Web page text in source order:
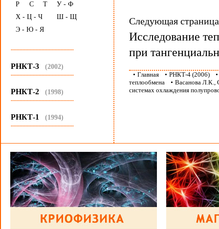
Р
С Т
У - Ф
Х - Ц - Ч
Ш - Щ
Э - Ю - Я
...........................................
РНКТ-3 (2002)
...........................................
РНКТ-2 (1998)
...........................................
РНКТ-1 (1994)
...........................................
Следующая
Исследование
при
• Главная • РНКТ-4 (2006)
теплообмена • Васанова Л.К.,
системах охлаждения